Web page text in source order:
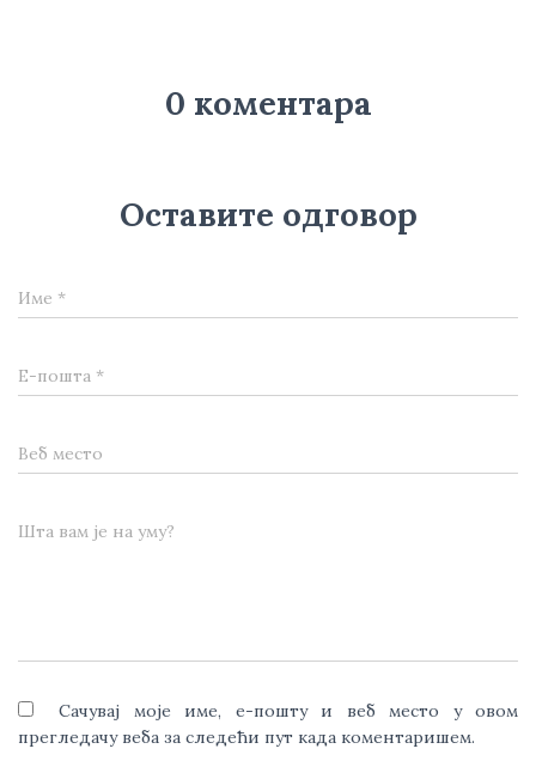
0 коментара
Оставите одговор
Име *
Е-пошта *
Веб место
Шта вам је на уму?
Сачувај моје име, е-пошту и веб место у овом
прегледачу веба за следећи пут када коментаришем.